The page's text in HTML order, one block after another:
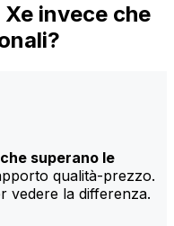
invece che
superano le
qualità-prezzo.
vedere la differenza.